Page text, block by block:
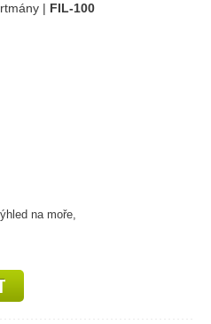
| FIL-100
na moře,